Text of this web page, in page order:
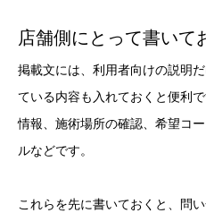
店舗側にとって書いて
掲載文には、利用者向けの説明
ている内容も入れておくと便利
情報、施術場所の確認、希望コ
ルなどです。
これらを先に書いておくと、問